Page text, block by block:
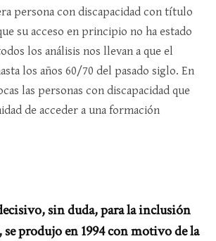
persona con discapacidad con título
su acceso en principio no ha estado
los análisis nos llevan a que el
los años 60/70 del pasado siglo. En
las personas con discapacidad que
de acceder a una formación
sin duda, para la inclusión
se produjo en 1994 con motivo de la